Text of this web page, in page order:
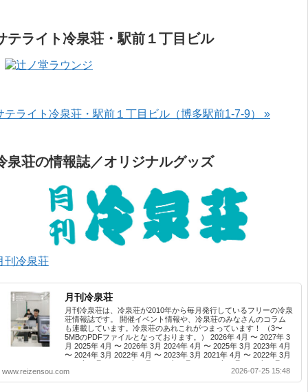
テライト冷泉荘・駅前１丁目ビル
テライト冷泉荘・駅前１丁目ビル（博多駅前1-7-9） »
泉荘の情報誌／オリジナルグッズ
刊冷泉荘
月刊冷泉荘
月刊冷泉荘は、冷泉荘が2010年から毎月発行しているフリーの冷泉
荘情報誌です。 開催イベント情報や、冷泉荘のみなさんのコラム
も連載しています。冷泉荘のあれこれがつまっています！ （3〜
5MBのPDFファイルとなっております。） 2026年 4月 〜 2027年 3
月 2025年 4月 〜 2026年 3月 2024年 4月 〜 2025年 3月 2023年 4月
〜 2024年 3月 2022年 4月 〜 2023年 3月 2021年 4月 〜 2022年 3月
2020年 4月 〜 2021年 3月 2019年 4月 〜 2020年 3月 2018年 4月 〜
2019年 3月 2017年 4月 〜 2018年 3月 2016年 4月 〜 2017年 3月
2015年 4月 〜 2016年 3月 2014年 4月 〜 2015年 3月 2013...
www.reizensou.com 2026-07-25 15:48